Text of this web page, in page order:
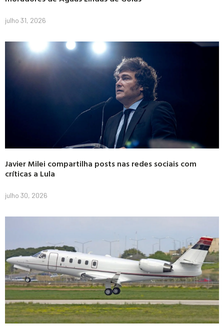
julho 31, 2026
Javier Milei compartilha posts nas redes sociais com
críticas a Lula
julho 30, 2026